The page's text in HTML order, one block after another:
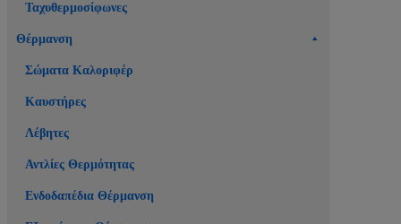
Ταχυθερμοσίφωνες
Θέρμανση
Σώματα Καλοριφέρ
Καυστήρες
Λέβητες
Αντλίες Θερμότητας
Ενδοδαπέδια Θέρμανση